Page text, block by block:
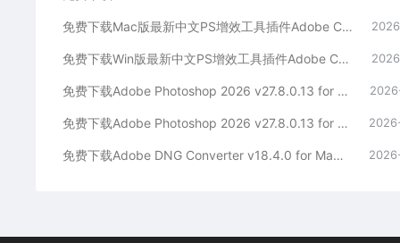
免费下载Mac版最新中文PS增效工具插件Adobe Camera Raw 2026 ACR v18.4.1 摄影后期一键安装包预设Lrc照片文件文档格式打开处理编辑
免费下载Win版最新中文PS增效工具插件Adobe Camera Raw 2026 ACR v18.4.1 摄影后期一键安装包预设Lrc照片文件文档格式打开处理编辑
免费下载Adobe Photoshop 2026 v27.8.0.13 for MAC多国语言版正式中文最新PS软件激活一键安装包Ai智能修图设计师平面设计工具
免费下载Adobe Photoshop 2026 v27.8.0.13 for win多国语言版正式中文最新PS软件激活一键安装包Ai智能修图设计师平面设计工具
免费下载Adobe DNG Converter v18.4.0 for Mac多国语言中文版安装包图片RAW相机照片格式转换器Lrc数字负片PS插件软件工具